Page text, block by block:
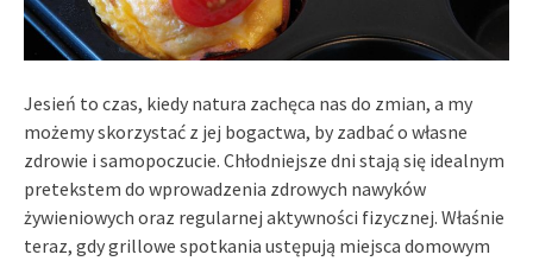
Jesień to czas, kiedy natura zachęca nas do zmian, a my
możemy skorzystać z jej bogactwa, by zadbać o własne
zdrowie i samopoczucie. Chłodniejsze dni stają się idealnym
pretekstem do wprowadzenia zdrowych nawyków
żywieniowych oraz regularnej aktywności fizycznej. Właśnie
teraz, gdy grillowe spotkania ustępują miejsca domowym